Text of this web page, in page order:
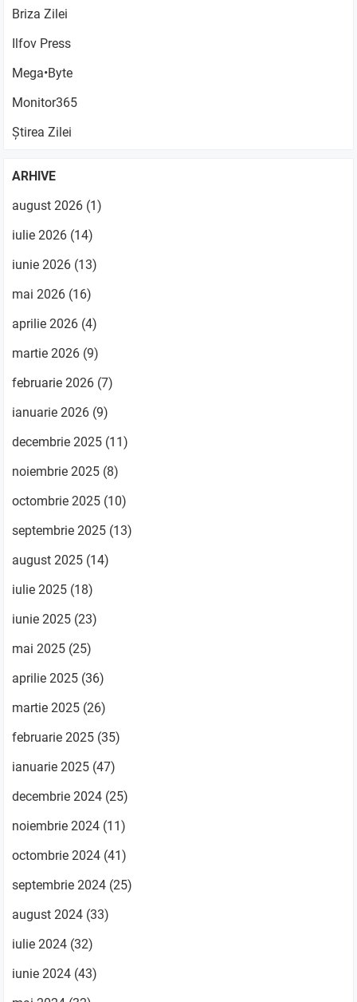
Briza Zilei
Ilfov Press
Mega•Byte
Monitor365
Știrea Zilei
ARHIVE
august 2026 (1)
iulie 2026 (14)
iunie 2026 (13)
mai 2026 (16)
aprilie 2026 (4)
martie 2026 (9)
februarie 2026 (7)
ianuarie 2026 (9)
decembrie 2025 (11)
noiembrie 2025 (8)
octombrie 2025 (10)
septembrie 2025 (13)
august 2025 (14)
iulie 2025 (18)
iunie 2025 (23)
mai 2025 (25)
aprilie 2025 (36)
martie 2025 (26)
februarie 2025 (35)
ianuarie 2025 (47)
decembrie 2024 (25)
noiembrie 2024 (11)
octombrie 2024 (41)
septembrie 2024 (25)
august 2024 (33)
iulie 2024 (32)
iunie 2024 (43)